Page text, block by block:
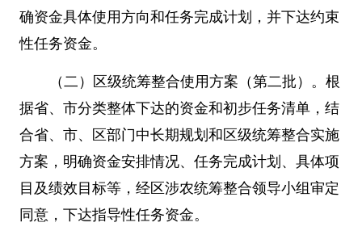
确资金具体使用方向和任务完成计划，并下达约束
性任务资金。
（二）区级统筹整合使用方案（第二批）。根
据省、市分类整体下达的资金和初步任务清单，结
合省、市、区部门中长期规划和区级统筹整合实施
方案，明确资金安排情况、任务完成计划、具体项
目及绩效目标等，经区涉农统筹整合领导小组审定
同意，下达指导性任务资金。